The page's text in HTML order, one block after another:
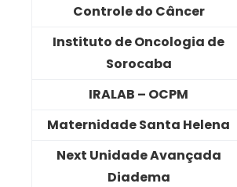
Controle do Câncer
Instituto de Oncologia de
Sorocaba
IRALAB – OCPM
Maternidade Santa Helena
Next Unidade Avançada
Diadema